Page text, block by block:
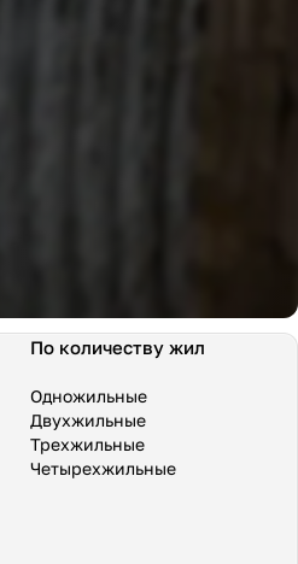
По количеству жил
Одножильные
Двухжильные
Трехжильные
Четырехжильные